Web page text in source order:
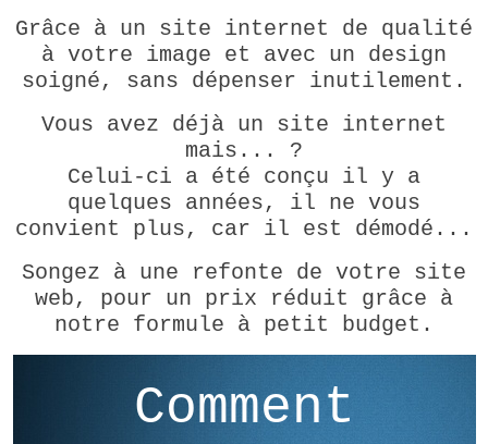
Grâce à un site internet de qualité
à votre image et avec un design
soigné, sans dépenser inutilement.
Vous avez déjà un site internet
mais... ?
Celui-ci a été conçu il y a
quelques années, il ne vous
convient plus, car il est démodé...
Songez à une refonte de votre site
web, pour un prix réduit grâce à
notre formule à petit budget.
Comment